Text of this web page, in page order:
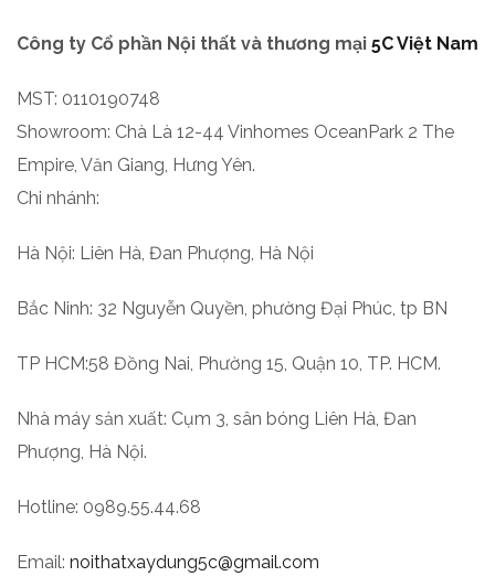
Công ty Cổ phần Nội thất và thương mại 5C Việt Nam
MST: 0110190748
Showroom: Chà Là 12-44 Vinhomes OceanPark 2 The
Empire, Văn Giang, Hưng Yên.
Chi nhánh:
Hà Nội: Liên Hà, Đan Phượng, Hà Nội
Bắc Ninh: 32 Nguyễn Quyền, phường Đại Phúc, tp BN
TP HCM:58 Đồng Nai, Phường 15, Quận 10, TP. HCM.
Nhà máy sản xuất: Cụm 3, sân bóng Liên Hà, Đan
Phượng, Hà Nội.
Hotline: 0989.55.44.68
Email: noithatxaydung5c@gmail.com